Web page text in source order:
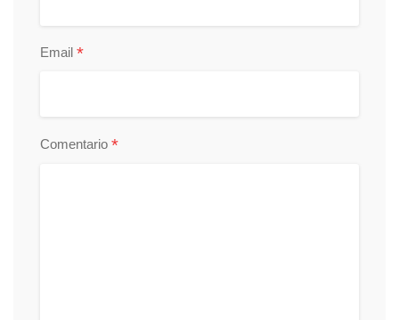
Email *
Comentario *